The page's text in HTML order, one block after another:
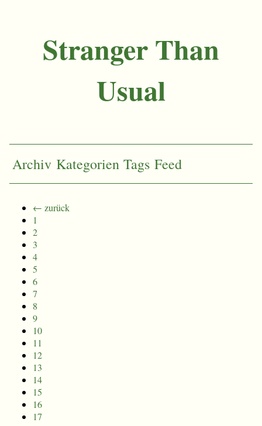
Stranger Than
Usual
Archiv Kategorien Tags Feed
← zurück
1
2
3
4
5
6
7
8
9
10
11
12
13
14
15
16
17